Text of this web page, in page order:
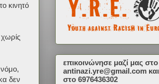
κινητό
δεν
επικοινώνησε μαζί μας στο
antinazi.yre@gmail.com και
στο 6976436302